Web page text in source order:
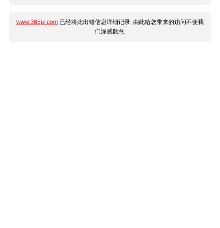
www.365jz.com 已经将此出错信息详细记录, 由此给您带来的访问不便我
们深感歉意.